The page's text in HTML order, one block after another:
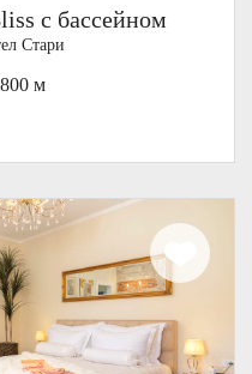
с бассейном
Стари
м